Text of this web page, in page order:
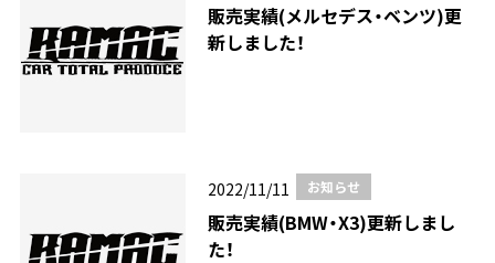
販売実績(メルセデス・ベンツ)更
新しました！
2022/11/11 お知らせ
販売実績(BMW・X3)更新しまし
た！